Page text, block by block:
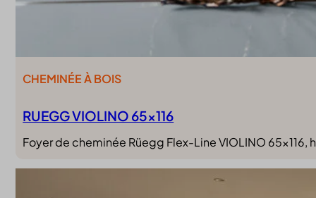
RUEGG VIOLINO 65×116
CHEMINÉE À BOIS
Foyer de cheminée Rüegg Flex-Line VIOLINO